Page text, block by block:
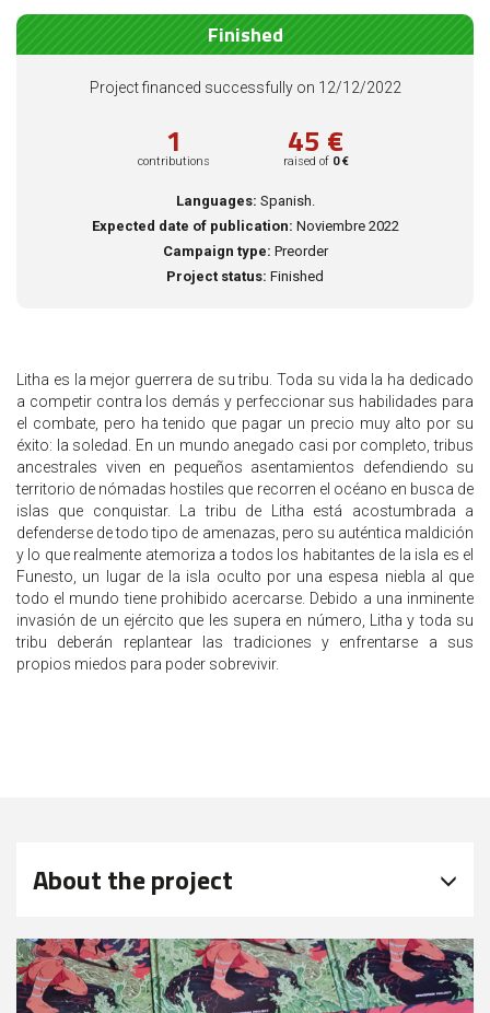
Finished
Project financed successfully on 12/12/2022
1
contributions 45 €
raised of 0 €
Languages: Spanish.
Expected date of publication: Noviembre 2022
Campaign type: Preorder
Project status: Finished
Litha es la mejor guerrera de su tribu. Toda su vida la ha dedicado
a competir contra los demás y perfeccionar sus habilidades para
el combate, pero ha tenido que pagar un precio muy alto por su
éxito: la soledad. En un mundo anegado casi por completo, tribus
ancestrales viven en pequeños asentamientos defendiendo su
territorio de nómadas hostiles que recorren el océano en busca de
islas que conquistar. La tribu de Litha está acostumbrada a
defenderse de todo tipo de amenazas, pero su auténtica maldición
y lo que realmente atemoriza a todos los habitantes de la isla es el
Funesto, un lugar de la isla oculto por una espesa niebla al que
todo el mundo tiene prohibido acercarse. Debido a una inminente
invasión de un ejército que les supera en número, Litha y toda su
tribu deberán replantear las tradiciones y enfrentarse a sus
propios miedos para poder sobrevivir.
About the project